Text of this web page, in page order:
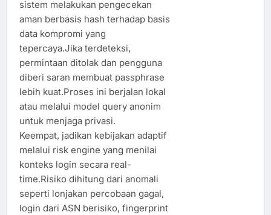
sistem melakukan pengecekan
aman berbasis hash terhadap basis
data kompromi yang
tepercaya.Jika terdeteksi,
permintaan ditolak dan pengguna
diberi saran membuat passphrase
lebih kuat.Proses ini berjalan lokal
atau melalui model query anonim
untuk menjaga privasi.
Keempat, jadikan kebijakan adaptif
melalui risk engine yang menilai
konteks login secara real-
time.Risiko dihitung dari anomali
seperti lonjakan percobaan gagal,
login dari ASN berisiko, fingerprint